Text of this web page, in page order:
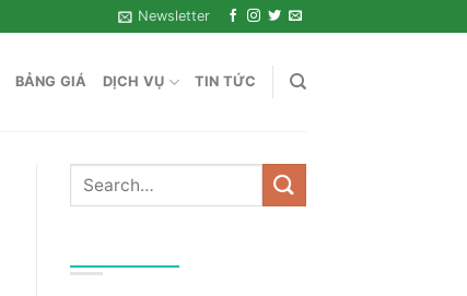
Newsletter
BẢNG GIÁ DỊCH VỤ TIN TỨC